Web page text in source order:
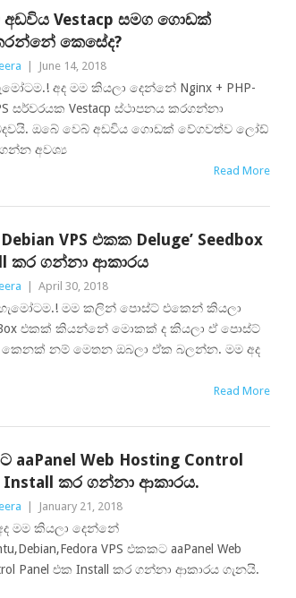
Vestacp සමග ගොඩක්
කෙසේද?
June 14, 2018
අද මම කියලා දෙන්නේ Nginx + PHP-
සර්වරයක Vestacp ස්ථාපනය කරගන්නා
ඔබේ වෙබ් අඩවිය ගොඩක් වේගවත්ව ලෝඩ්
අවශ්‍ය
Read More
VPS එකක Deluge’ Seedbox
කර ගන්නා ආකාරය
April 30, 2018
මම කලින් පොස්ට් එකෙන් කියලා
එකක් කියන්නේ මොකක් ද කියලා ඒ පොස්ට්
නම් මෙතන ඔබලා ඒක බලන්න. මම අද
Read More
aaPanel Web Hosting Control
Install කර ගන්නා ආකාරය.
January 21, 2018
මම කියලා දෙන්නේ
VPS එකකට aaPanel Web
Panel එක Install කර ගන්නා ආකාරය ගැනයි.